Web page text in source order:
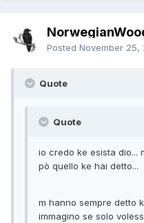
Posted November 25,
Quote
Quote
io credo ke esista dio...
pò quello ke hai detto...
m hanno sempre detto
immagino se solo